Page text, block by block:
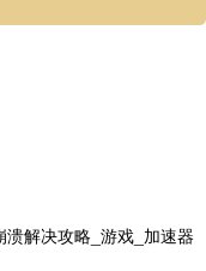
解决攻略_游戏_加速器